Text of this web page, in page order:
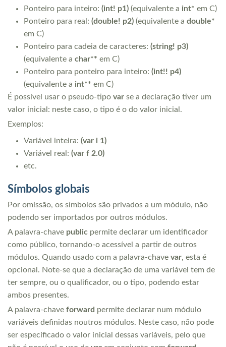
Ponteiro para inteiro: (int! p1) (equivalente a int* em C)
Ponteiro para real: (double! p2) (equivalente a double*
em C)
Ponteiro para cadeia de caracteres: (string! p3)
(equivalente a char** em C)
Ponteiro para ponteiro para inteiro: (int!! p4)
(equivalente a int** em C)
É possível usar o pseudo-tipo var se a declaração tiver um
valor inicial: neste caso, o tipo é o do valor inicial.
Exemplos:
Variável inteira: (var i 1)
Variável real: (var f 2.0)
etc.
Símbolos globais
Por omissão, os símbolos são privados a um módulo, não
podendo ser importados por outros módulos.
A palavra-chave public permite declarar um identificador
como público, tornando-o acessível a partir de outros
módulos. Quando usado com a palavra-chave var, esta é
opcional. Note-se que a declaração de uma variável tem de
ter sempre, ou o qualificador, ou o tipo, podendo estar
ambos presentes.
A palavra-chave forward permite declarar num módulo
variáveis definidas noutros módulos. Neste caso, não pode
ser especificado o valor inicial dessas variáveis, pelo que